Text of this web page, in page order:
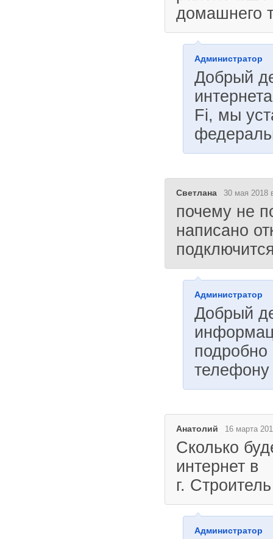
домашнего
Администратор
Добрый
Fi, мы
Светлана 30 мая 2018
почему не
написано
Администратор
Добрый
подробно
телефону
Анатолий 16 марта
Сколько
интернет в
г.
Администратор